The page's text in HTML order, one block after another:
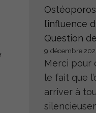
l’influence
Question
9 décembre
Merci pour
le fait que
arriver à